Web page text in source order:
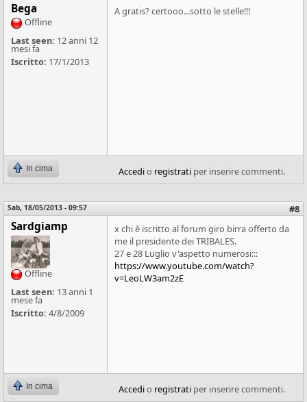
Bega
Offline
Last seen: 12 anni 12
mesi fa
Iscritto: 17/1/2013
A gratis? certooo...sotto le stelle!!!
In cima Accedio registrati per inserire commenti.
Sab, 18/05/2013 - 09:57 #8
Sardgiamp
Offline
Last seen: 13 anni 1
mese fa
Iscritto: 4/8/2009
x chi è iscritto al forum giro birra offerto da
me il presidente dei TRIBALES.
27 e 28 Luglio v'aspetto numerosi:::
https://www.youtube.com/watch?
v=LeoLW3am2zE
In cima Accedio registrati per inserire commenti.